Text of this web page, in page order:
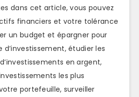
dans cet article, vous pouvez
financiers et votre tolérance
un budget et épargner pour
étudier les
en argent,
les plus
portefeuille, surveiller